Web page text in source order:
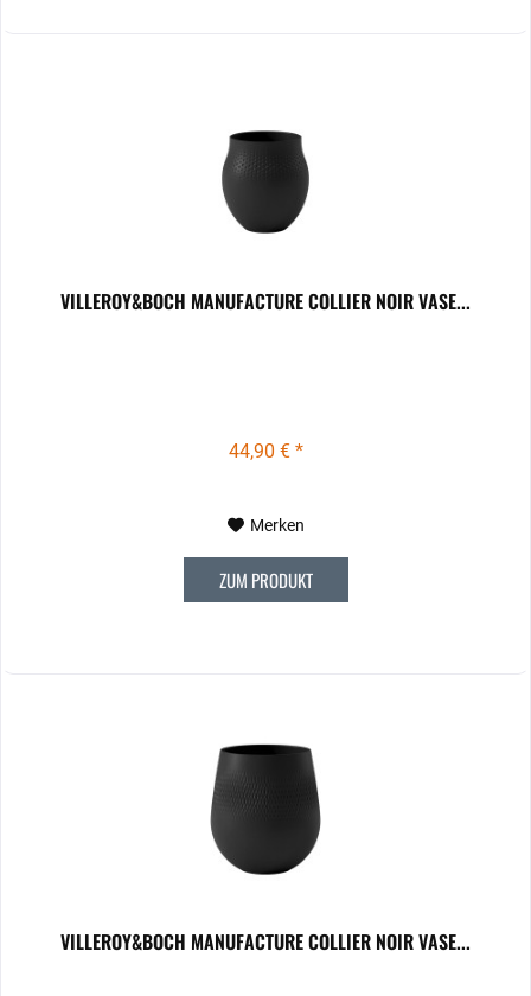
VILLEROY&BOCH MANUFACTURE COLLIER NOIR VASE...
44,90 € *
Merken
ZUM PRODUKT
VILLEROY&BOCH MANUFACTURE COLLIER NOIR VASE...